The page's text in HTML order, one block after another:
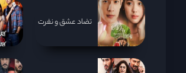
تضاد عشق و نفرت